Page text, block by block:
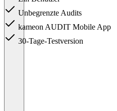
Unbegrenzte Audits
kameon AUDIT Mobile App
30-Tage-Testversion